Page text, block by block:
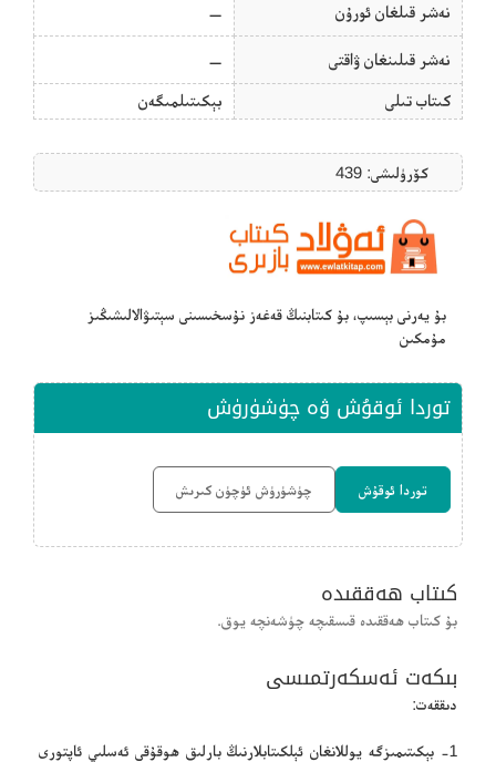
نەشر قىلغان ئورۇن —
نەشر قىلىنغان ۋاقتى —
كىتاب تىلى بېكىتىلمىگەن
كۆرۈلىشى: 439
بۇ يەرنى بېسىپ، بۇ كىتابنىڭ قەغەز نۇسخىسىنى سېتىۋالالىشىڭىز
مۇمكىن
توردا ئوقۇش ۋە چۈشۈرۈش
توردا ئوقۇش چۈشۈرۈش ئۈچۈن كىرىش
كىتاب ھەققىدە
بۇ كىتاب ھەققىدە قىسقىچە چۈشەنچە يوق.
بىكەت ئەسكەرتمىسى
دىققەت:
1- بېكىتىمىزگە يوللانغان ئېلكىتابلارنىڭ بارلىق ھوقۇقى ئەسلىي ئاپتورى